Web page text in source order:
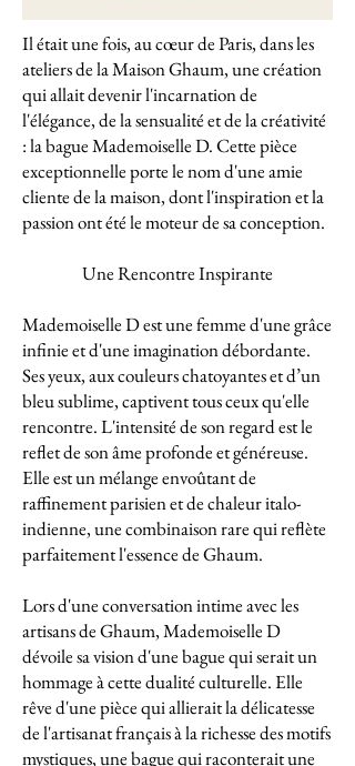
Il était une fois, au cœur de Paris, dans les
ateliers de la Maison Ghaum, une création
qui allait devenir l'incarnation de
l'élégance, de la sensualité et de la créativité
: la bague Mademoiselle D. Cette pièce
exceptionnelle porte le nom d'une amie
cliente de la maison, dont l'inspiration et la
passion ont été le moteur de sa conception.
Une Rencontre Inspirante
Mademoiselle D est une femme d'une grâce
infinie et d'une imagination débordante.
Ses yeux, aux couleurs chatoyantes et d’un
bleu sublime, captivent tous ceux qu'elle
rencontre. L'intensité de son regard est le
reflet de son âme profonde et généreuse.
Elle est un mélange envoûtant de
raffinement parisien et de chaleur italo-
indienne, une combinaison rare qui reflète
parfaitement l'essence de Ghaum.
Lors d'une conversation intime avec les
artisans de Ghaum, Mademoiselle D
dévoile sa vision d'une bague qui serait un
hommage à cette dualité culturelle. Elle
rêve d'une pièce qui allierait la délicatesse
de l'artisanat français à la richesse des motifs
mystiques, une bague qui raconterait une